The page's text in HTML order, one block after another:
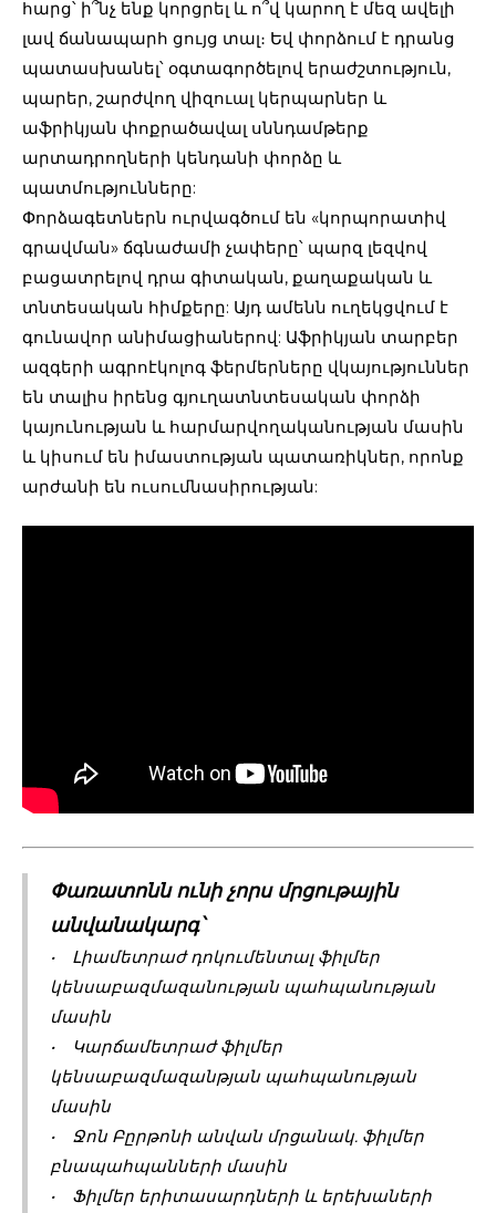
հարց՝ ի՞նչ ենք կորցրել և ո՞վ կարող է մեզ ավելի
լավ ճանապարհ ցույց տալ։ Եվ փորձում է դրանց
պատասխանել՝ օգտագործելով երաժշտություն,
պարեր, շարժվող վիզուալ կերպարներ և
աֆրիկյան փոքրածավալ սննդամթերք
արտադրողների կենդանի փորձը և
պատմությունները:
Փորձագետներն ուրվագծում են «կորպորատիվ
գրավման» ճգնաժամի չափերը՝ պարզ լեզվով
բացատրելով դրա գիտական, քաղաքական և
տնտեսական հիմքերը: Այդ ամենն ուղեկցվում է
գունավոր անիմացիաներով: Աֆրիկյան տարբեր
ազգերի ագրոէկոլոգ ֆերմերները վկայություններ
են տալիս իրենց գյուղատնտեսական փորձի
կայունության և հարմարվողականության մասին
և կիսում են իմաստության պատառիկներ, որոնք
արժանի են ուսումնասիրության:
Փառատոնն ունի չորս մրցութային
անվանակարգ՝
• Լիամետրաժ դոկումենտալ ֆիլմեր
կենսաբազմազանության պահպանության
մասին
• Կարճամետրաժ ֆիլմեր
կենսաբազմազանթյան պահպանության
մասին
• Ջոն Բըրթոնի անվան մրցանակ. ֆիլմեր
բնապահպանների մասին
• Ֆիլմեր երիտասարդների և երեխաների